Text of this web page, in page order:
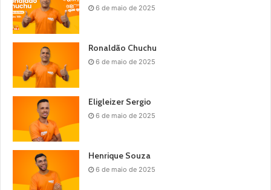
6 de maio de 2025
Ronaldão Chuchu
6 de maio de 2025
Eligleizer Sergio
6 de maio de 2025
Henrique Souza
6 de maio de 2025